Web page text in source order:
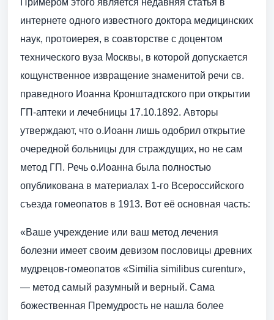
Примером этого является недавняя статья в
интернете одного известного доктора медицинских
наук, протоиерея, в соавторстве с доцентом
технического вуза Москвы, в которой допускается
кощунственное извращение знаменитой речи св.
праведного Иоанна Кронштадтского при открытии
ГП-аптеки и лечебницы 17.10.1892. Авторы
утверждают, что о.Иоанн лишь одобрил открытие
очередной больницы для страждущих, но не сам
метод ГП. Речь о.Иоанна была полностью
опубликована в материалах 1-го Всероссийского
съезда гомеопатов в 1913. Вот её основная часть:
«Ваше учреждение или ваш метод лечения
болезни имеет своим девизом пословицы древних
мудрецов-гомеопатов «Similia similibus curentur»,
— метод самый разумный и верный. Сама
божественная Премудрость не нашла более